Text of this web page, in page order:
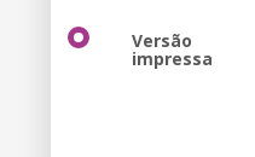
Versão
impressa